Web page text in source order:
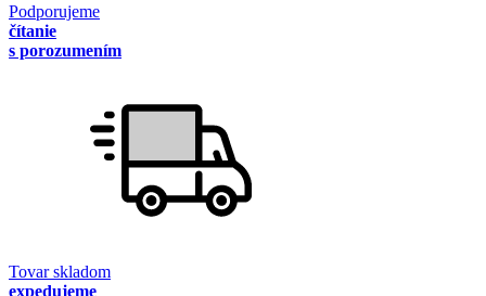
Podporujeme
čítanie
s porozumením
Tovar skladom
expedujeme